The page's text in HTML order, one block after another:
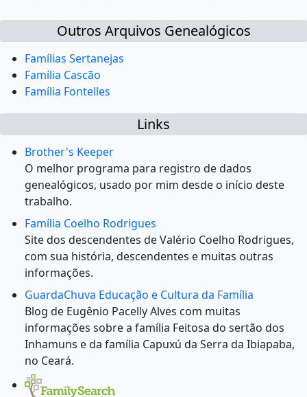
Outros Arquivos Genealógicos
Famílias Sertanejas
Família Cascão
Família Fontelles
Links
Brother's Keeper
O melhor programa para registro de dados
genealógicos, usado por mim desde o início deste
trabalho.
Família Coelho Rodrigues
Site dos descendentes de Valério Coelho Rodrigues,
com sua história, descendentes e muitas outras
informações.
GuardaChuva Educação e Cultura da Família
Blog de Eugênio Pacelly Alves com muitas
informações sobre a família Feitosa do sertão dos
Inhamuns e da família Capuxú da Serra da Ibiapaba,
no Ceará.